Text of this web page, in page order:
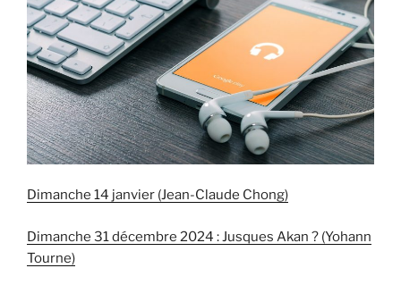
Dimanche 14 janvier (Jean-Claude Chong)
Dimanche 31 décembre 2024 : Jusques Akan ? (Yohann
Tourne)